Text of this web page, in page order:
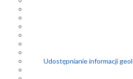
Udostępnianie informacji